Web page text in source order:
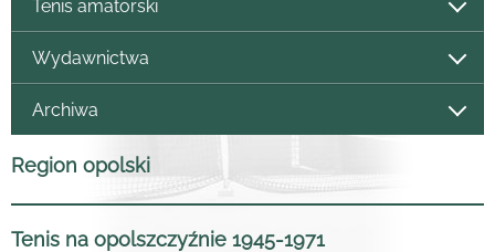
Tenis amatorski
Wydawnictwa
Archiwa
Region opolski
Tenis na opolszczyźnie 1945-1971